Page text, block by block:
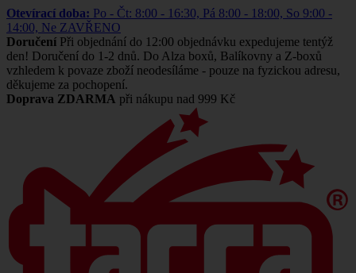
Otevírací doba: Po - Čt: 8:00 - 16:30, Pá 8:00 - 18:00, So 9:00 -
14:00, Ne ZAVŘENO
Doručení Při objednání do 12:00 objednávku expedujeme tentýž
den! Doručení do 1-2 dnů. Do Alza boxů, Balíkovny a Z-boxů
vzhledem k povaze zboží neodesíláme - pouze na fyzickou adresu,
děkujeme za pochopení.
Doprava ZDARMA při nákupu nad 999 Kč